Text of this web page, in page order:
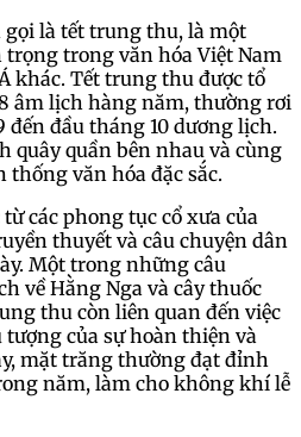
là tết trung thu, là một
trong văn hóa Việt Nam
khác. Tết trung thu được tổ
âm lịch hàng năm, thường rơi
đầu tháng 10 dương lịch.
quây quần bên nhau và cùng
văn hóa đặc sắc.
các phong tục cổ xưa của
thuyết và câu chuyện dân
Một trong những câu
về Hằng Nga và cây thuốc
thu còn liên quan đến việc
của sự hoàn thiện và
mặt trăng thường đạt đỉnh
năm, làm cho không khí lễ